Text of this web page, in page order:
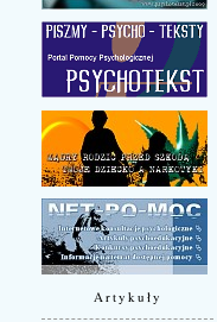
Artykuły